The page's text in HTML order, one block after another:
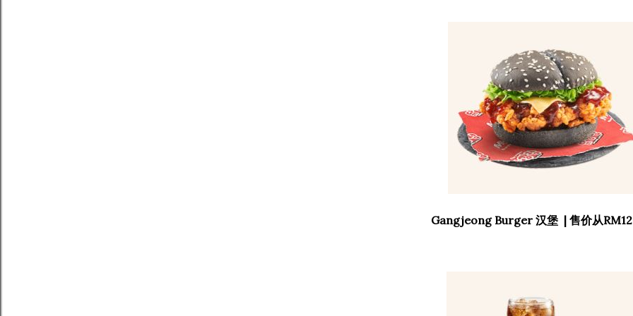
Gangjeong Burger 汉堡 | 售价从